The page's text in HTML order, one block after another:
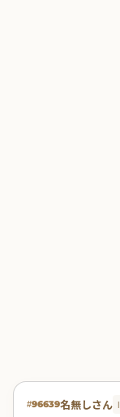
#96639名無しさん